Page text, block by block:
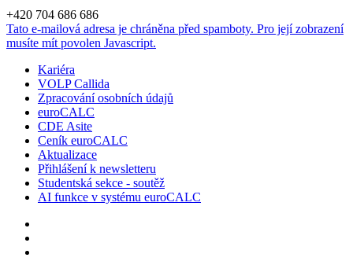
+420 704 686 686
Tato e-mailová adresa je chráněna před spamboty. Pro její zobrazení
musíte mít povolen Javascript.
Kariéra
VOLP Callida
Zpracování osobních údajů
euroCALC
CDE Asite
Ceník euroCALC
Aktualizace
Přihlášení k newsletteru
Studentská sekce - soutěž
AI funkce v systému euroCALC